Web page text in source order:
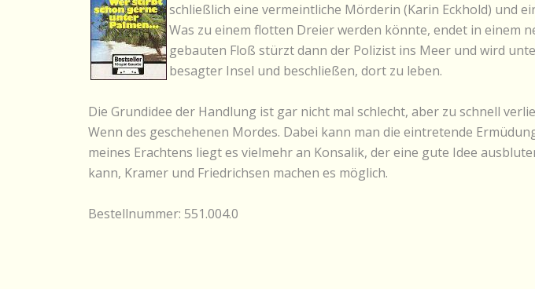
schließlich eine vermeintliche Mörderin (Karin Eckhold) und
Was zu einem flotten Dreier werden könnte, endet in einem
gebauten Floß stürzt dann der Polizist ins Meer und wird
besagter Insel und beschließen, dort zu leben.
Die Grundidee der Handlung ist gar nicht mal schlecht, aber zu schnell
Wenn des geschehenen Mordes. Dabei kann man die eintretende
meines Erachtens liegt es vielmehr an Konsalik, der eine gute Idee
kann, Kramer und Friedrichsen machen es möglich.
Bestellnummer: 551.004.0